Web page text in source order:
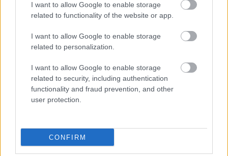
I want to allow Google to enable storage
related to functionality of the website or app.
I want to allow Google to enable storage
related to personalization.
I want to allow Google to enable storage
related to security, including authentication
functionality and fraud prevention, and other
user protection.
CONFIRM
cselekmény teljes ívét tekintve Juan Antonio
Bayona filmje tagadhatatlanul elmarad Nicole
Kidman másvilági kalandjaitól, a hidegrázós
borzongás, gyengébb idegzetűek számára a
ezúttal is biztosított.
Árvaház
perc
rendező: Juan Antonio Bayona
szereplők: Belén Rueda, Fernando Cayo,